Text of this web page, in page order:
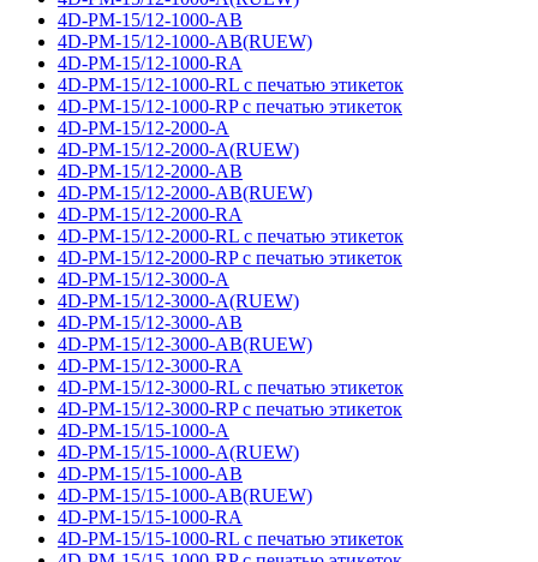
4D-PM-15/12-1000-AB
4D-PM-15/12-1000-AB(RUEW)
4D-PM-15/12-1000-RA
4D-PM-15/12-1000-RL с печатью этикеток
4D-PM-15/12-1000-RP с печатью этикеток
4D-PM-15/12-2000-A
4D-PM-15/12-2000-A(RUEW)
4D-PM-15/12-2000-AB
4D-PM-15/12-2000-AB(RUEW)
4D-PM-15/12-2000-RA
4D-PM-15/12-2000-RL с печатью этикеток
4D-PM-15/12-2000-RP с печатью этикеток
4D-PM-15/12-3000-A
4D-PM-15/12-3000-A(RUEW)
4D-PM-15/12-3000-AB
4D-PM-15/12-3000-AB(RUEW)
4D-PM-15/12-3000-RA
4D-PM-15/12-3000-RL с печатью этикеток
4D-PM-15/12-3000-RP с печатью этикеток
4D-PM-15/15-1000-A
4D-PM-15/15-1000-A(RUEW)
4D-PM-15/15-1000-AB
4D-PM-15/15-1000-AB(RUEW)
4D-PM-15/15-1000-RA
4D-PM-15/15-1000-RL с печатью этикеток